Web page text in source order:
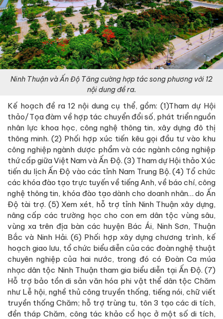
Ninh Thuận và Ấn Độ Tăng cường hợp tác song phương với 12
nội dung đề ra.
Kế hoạch đề ra 12 nội dung cụ thể, gồm: (1)Tham dự Hội
thảo/Tọa đàm về hợp tác chuyển đổi số, phát triển nguồn
nhân lực khoa học, công nghệ thông tin, xây dựng đô thị
thông minh. (2) Phối hợp xúc tiến kêu gọi đầu tư vào khu
công nghiệp ngành dược phẩm và các ngành công nghiệp
thứ cấp giữa Việt Nam và Ấn Độ. (3) Tham dự Hội thảo Xúc
tiến du lịch Ấn Độ vào các tỉnh Nam Trung Bộ. (4) Tổ chức
các khóa đào tạo trực tuyến về tiếng Anh, về báo chí, công
nghệ thông tin, khóa đào tạo dành cho doanh nhân… do Ấn
Độ tài trợ. (5) Xem xét, hỗ trợ tỉnh Ninh Thuận xây dựng,
nâng cấp các trường học cho con em dân tộc vùng sâu,
vùng xa trên địa bàn các huyện Bác Ái, Ninh Sơn, Thuận
Bắc và Ninh Hải. (6) Phối hợp xây dựng chương trình, kế
hoạch giao lưu, tổ chức biểu diễn của các đoàn nghệ thuật
chuyên nghiệp của hai nước, trong đó có Đoàn Ca múa
nhạc dân tộc Ninh Thuận tham gia biểu diễn tại Ấn Độ. (7)
Hỗ trợ bảo tồn di sản văn hóa phi vật thể dân tộc Chăm
như Lễ hội, nghề thủ công truyền thống, tiếng nói, chữ viết
truyền thống Chăm; hỗ trợ trùng tu, tôn 3 tạo các di tích,
đền tháp Chăm, công tác khảo cổ học ở một số di tích,